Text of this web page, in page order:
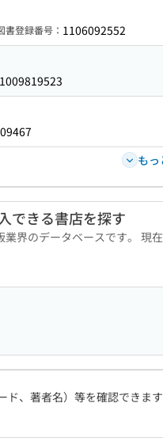
書登録番号： 1106092552
1009819523
もっ
できる書店を探す
界のデータベースです。 現
、著者名）等を確認できます